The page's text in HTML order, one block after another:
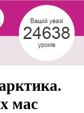
мас